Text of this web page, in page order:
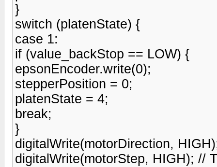
}
switch (platenState) {
case 1:
if (value_backStop == LOW) {
epsonEncoder.write(0);
stepperPosition = 0;
platenState = 4;
break;
}
digitalWrite(motorDirection,
digitalWrite(motorStep, HIGH); //